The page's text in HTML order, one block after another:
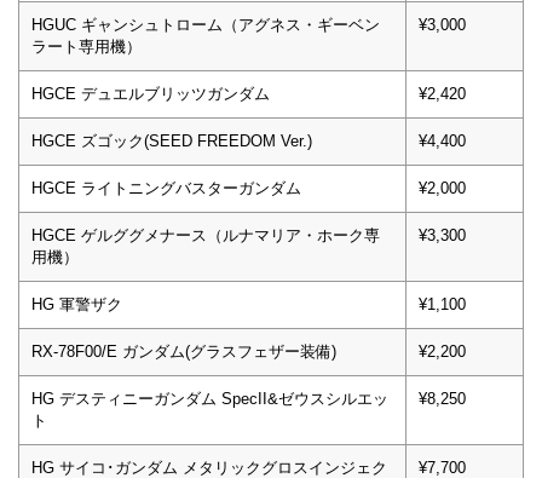
HGUC ギャンシュトローム（アグネス・ギーベン
ラート専用機）
¥3,000
HGCE デュエルブリッツガンダム ¥2,420
HGCE ズゴック(SEED FREEDOM Ver.) ¥4,400
HGCE ライトニングバスターガンダム ¥2,000
HGCE ゲルググメナース（ルナマリア・ホーク専
用機）
¥3,300
HG 軍警ザク ¥1,100
RX-78F00/E ガンダム(グラスフェザー装備) ¥2,200
HG デスティニーガンダム SpecII&ゼウスシルエッ
ト
¥8,250
HG サイコ･ガンダム メタリックグロスインジェク ¥7,700